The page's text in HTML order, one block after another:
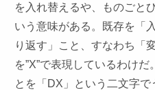
を入れ替えるや、ものごと
いう意味がある。既存を「
り返す」こと、すなわち「
を”X”で表現しているわけ
とを「DX」という二文字で